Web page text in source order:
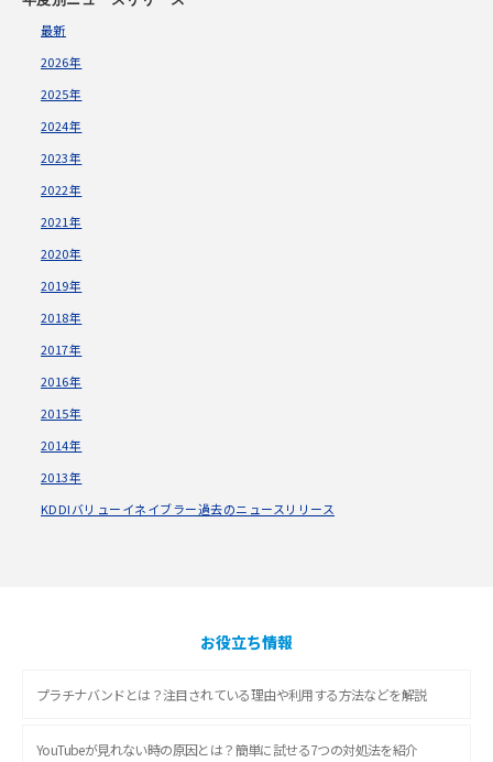
最新
2026年
2025年
2024年
2023年
2022年
2021年
2020年
2019年
2018年
2017年
2016年
2015年
2014年
2013年
KDDIバリューイネイブラー過去のニュースリリース
お役立ち情報
プラチナバンドとは？注目されている理由や利用する方法などを解説
YouTubeが見れない時の原因とは？簡単に試せる7つの対処法を紹介